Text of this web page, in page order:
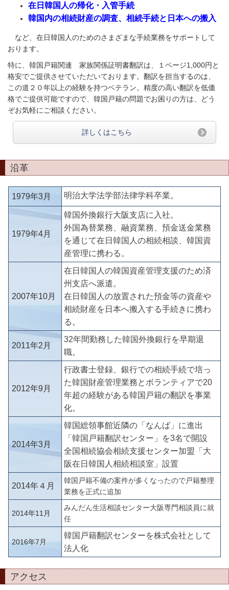
在日韓国人の帰化・入管手続
韓国内の相続財産の調査、相続手続と日本への搬入
など、在日韓国人のためのさまざまな手続業務をサポートして
おります。
特に、韓国戸籍関連 家族関係証明書翻訳は、１ページ1,000円と
格安でご提供させていただいております。翻訳を担当するのは、
この道２０年以上の経験を持つベテラン。精度の高い翻訳を低価
格でご提供可能ですので、韓国戸籍の問題でお困りの方は、どう
ぞお気軽にご相談ください。
詳しくはこちら
沿革
1979年3月 明治大学法学部法律学科卒業。
1979年4月
韓国外換銀行大阪支店に入社。
外国為替業務、融資業務、預金送金業務
を通じて在日韓国人の相続相談、韓国資
産管理に携わる。
2007年10月
在日韓国人の韓国資産管理支援のため済
州支店へ派遣。
在日韓国人の放置された預金等の資産や
相続財産を日本へ搬入する手続きに携わ
る。
2011年2月
32年間勤務した韓国外換銀行を早期退
職。
2012年9月
行政書士登録、銀行での相続手続で培っ
た韓国財産管理業務とボランティアで20
年超の経験がある韓国戸籍の翻訳を事業
化。
2014年3月
韓国総領事館近隣の「なんば」に進出
「韓国戸籍翻訳センター」を3名で開設
全国相続協会相続支援センター加盟
「大
阪在日韓国人相続相談室」設置
2014年４月
韓国戸籍不備の案件が多くなったので戸籍整理
業務を正式に追加
2014年11月
みんだん生活相談センター大阪専門相談員に就
任
2016年7 月
韓国戸籍翻訳センターを株式会社として
法人化
アクセス